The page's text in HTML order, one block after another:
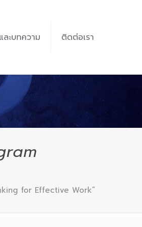
ละบทความ ติดต่อเรา
for Effective Work”